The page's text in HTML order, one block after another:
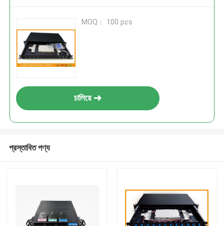
MOQ： 100 pcs
চালিয়ে
প্রস্তাবিত পণ্য